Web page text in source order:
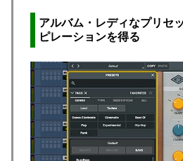
アルバム・レディなプリセ
ピレーションを得る